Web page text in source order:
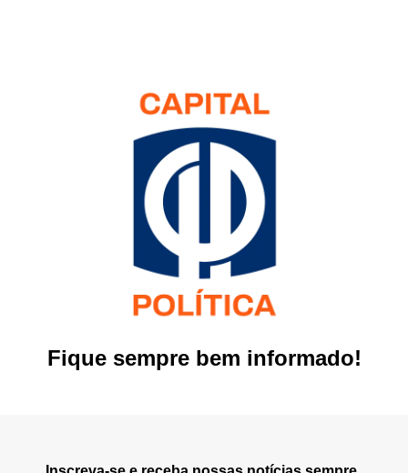
Fique sempre bem informado!